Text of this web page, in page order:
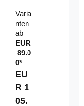
el
mi
t
Fe
rn
be
di
en
u
n
Varia
nten
ab
EUR
89.0
0*
EU
R 1
05.